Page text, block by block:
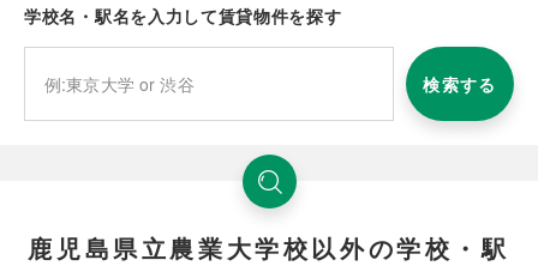
学校名・駅名を入力して賃貸物件を探す
検索する
鹿児島県立農業大学校以外の学校・駅